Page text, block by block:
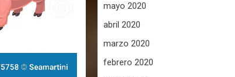
mayo 2020
abril 2020
marzo 2020
febrero 2020